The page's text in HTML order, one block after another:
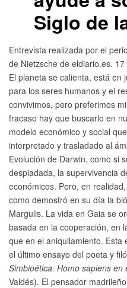
Siglo de
Entrevista realizada por el
de Nietzsche de eldiario.es.
El planeta se calienta, está en
para los seres humanos y el
convivimos, pero preferimos
fracaso hay que buscarlo en
modelo económico y social
interpretado y trasladado al
Evolución de Darwin, como si
despiadada, la supervivencia
económicos. Pero, en
como demostró en su día la
Margulis. La vida en Gaia se
basada en la cooperación, en
que en el aniquilamiento. Esta
el último ensayo del poeta y
Simbioética. Homo sapiens
Valdés). El pensador